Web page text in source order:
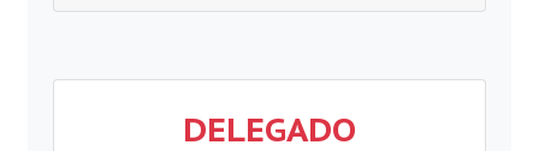
DELEGADO